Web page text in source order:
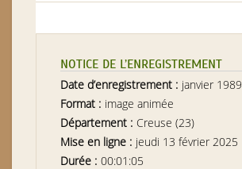
NOTICE DE L’ENREGISTREMENT
Date d’enregistrement : janvier 1989
Format : image animée
Département : Creuse (23)
Mise en ligne : jeudi 13 février 2025
Durée : 00:01:05